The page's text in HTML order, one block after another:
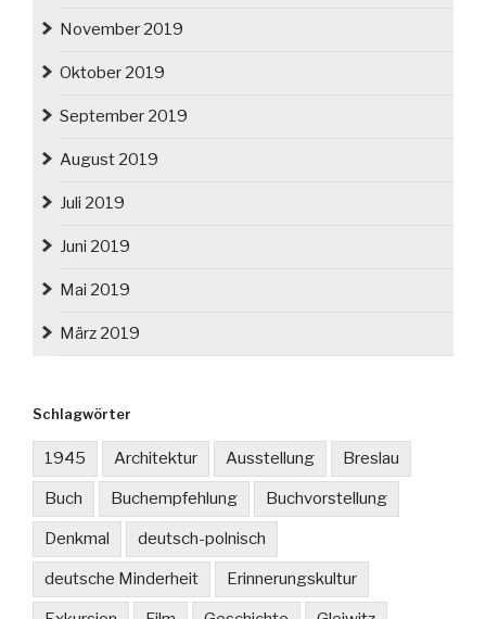
November 2019
Oktober 2019
September 2019
August 2019
Juli 2019
Juni 2019
Mai 2019
März 2019
Schlagwörter
1945 Architektur Ausstellung Breslau
Buch Buchempfehlung Buchvorstellung
Denkmal deutsch-polnisch
deutsche Minderheit Erinnerungskultur